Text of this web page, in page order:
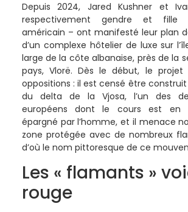
Depuis 2024, Jared Kushner et
respectivement gendre et fille
américain – ont manifesté leur plan
d’un complexe hôtelier de luxe sur
large de la côte albanaise, près de la
pays, Vlorë. Dès le début, le
oppositions : il est censé être
du delta de la Vjosa, l’un des
européens dont le cours est en
épargné par l’homme, et il menace
zone protégée avec de nombreux
d’où le nom pittoresque de ce
Les « flamants »
rouge